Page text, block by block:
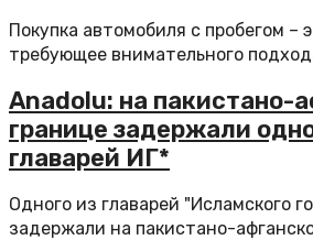
Покупка автомобиля с пробегом –
требующее внимательного
Anadolu: на пакистано-
границе задержали
главарей ИГ*
Одного из главарей "Исламского
задержали на пакистано-